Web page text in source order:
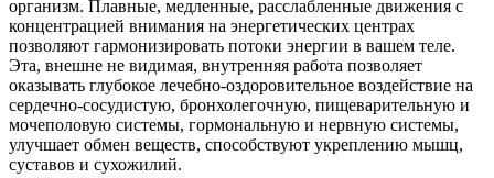
организм. Плавные, медленные, расслабленные движения с
концентрацией внимания на энергетических центрах
позволяют гармонизировать потоки энергии в вашем теле.
Эта, внешне не видимая, внутренняя работа позволяет
оказывать глубокое лечебно-оздоровительное воздействие на
сердечно-сосудистую, бронхолегочную, пищеварительную и
мочеполовую системы, гормональную и нервную системы,
улучшает обмен веществ, способствуют укреплению мышц,
суставов и сухожилий.